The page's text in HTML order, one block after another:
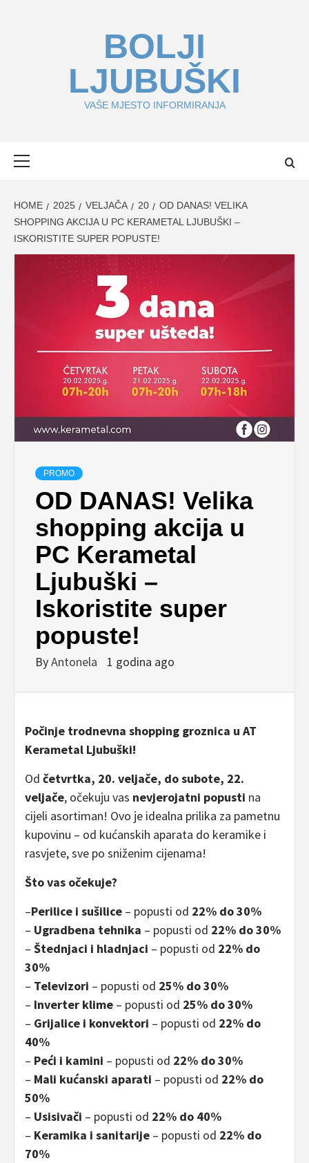
BOLJI
LJUBUŠKI
VAŠE MJESTO INFORMIRANJA
HOME 2025 VELJAČA 20
OD DANAS! VELIKA
SHOPPING AKCIJA U PC KERAMETAL LJUBUŠKI –
ISKORISTITE SUPER POPUSTE!
PROMO
OD DANAS! Velika
shopping akcija u
PC Kerametal
Ljubuški –
Iskoristite super
popuste!
ByAntonela 1 godina ago
Počinje trodnevna shopping groznica u AT
Kerametal Ljubuški!
Od četvrtka, 20. veljače, do subote, 22.
veljače, očekuju vas nevjerojatni popusti na
cijeli asortiman! Ovo je idealna prilika za pametnu
kupovinu – od kućanskih aparata do keramike i
rasvjete, sve po sniženim cijenama!
Što vas očekuje?
–Perilice i sušilice – popusti od 22% do 30%
– Ugradbena tehnika – popusti od 22% do 30%
– Štednjaci i hladnjaci – popusti od 22% do
30%
– Televizori – popusti od 25% do 30%
– Inverter klime – popusti od 25% do 30%
– Grijalice i konvektori – popusti od 22% do
40%
– Peći i kamini – popusti od 22% do 30%
– Mali kućanski aparati – popusti od 22% do
50%
– Usisivači – popusti od 22% do 40%
– Keramika i sanitarije – popusti od 22% do
70%